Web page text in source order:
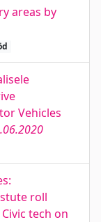
areas by
Vehicles
roll
tech on